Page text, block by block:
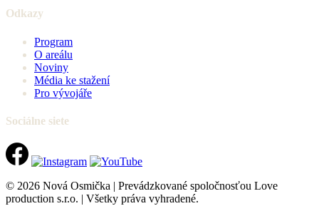
Odkazy
Program
O areálu
Noviny
Média ke stažení
Pro vývojáře
Sociálne siete
© 2026 Nová Osmička | Prevádzkované spoločnosťou Love
production s.r.o. | Všetky práva vyhradené.